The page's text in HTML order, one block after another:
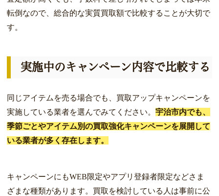
転倒なので、総合的な実質買取額で比較することが大切で
す。
実施中のキャンペーン内容で比較する
同じアイテムを売る場合でも、買取アップキャンペーンを
実施している業者を選んでみてください。宇治市内でも、
季節ごとやアイテム別の買取強化キャンペーンを展開して
いる業者が多く存在します。
キャンペーンにもWEB限定やアプリ登録者限定などさま
ざまな種類があります。買取を検討している人は事前に公